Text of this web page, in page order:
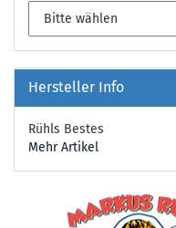
Hersteller Info
Rühls Bestes
Mehr Artikel